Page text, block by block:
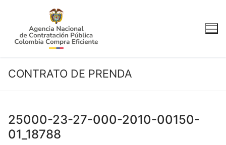
contenido
CONTRATO DE PRENDA
25000-23-27-000-2010-00150-
01_18788